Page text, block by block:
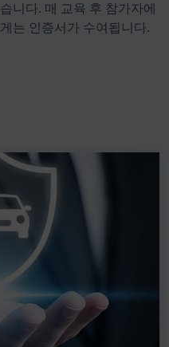
습니다. 매 교육 후 참가자에
게는 인증서가 수여됩니다.